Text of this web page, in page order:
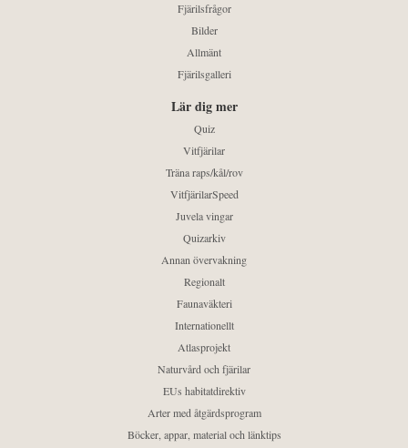
Fjärilsfrågor
Bilder
Allmänt
Fjärilsgalleri
Lär dig mer
Quiz
Vitfjärilar
Träna raps/kål/rov
VitfjärilarSpeed
Juvela vingar
Quizarkiv
Annan övervakning
Regionalt
Faunaväkteri
Internationellt
Atlasprojekt
Naturvård och fjärilar
EUs habitatdirektiv
Arter med åtgärdsprogram
Böcker, appar, material och länktips